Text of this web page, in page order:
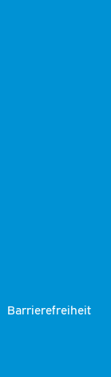
Barrierefreiheit